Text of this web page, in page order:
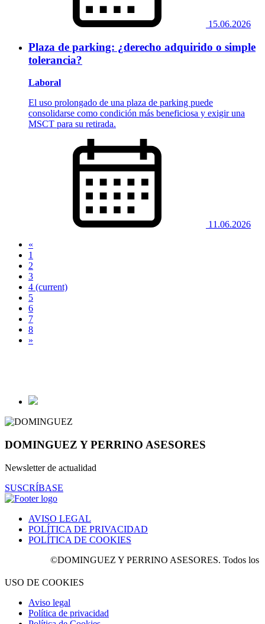
15.06.2026
Plaza de parking: ¿derecho adquirido o simple
tolerancia?
Laboral
El uso prolongado de una plaza de parking puede
consolidarse como condición más beneficiosa y exigir una
MSCT para su retirada.
11.06.2026
«
1
2
3
4 (current)
5
6
7
8
»
DOMINGUEZ Y PERRINO ASESORES
Newsletter de actualidad
SUSCRÍBASE
AVISO LEGAL
POLÍTICA DE PRIVACIDAD
POLÍTICA DE COOKIES
©DOMINGUEZ Y PERRINO ASESORES. Todos los
USO DE COOKIES
Aviso legal
Política de privacidad